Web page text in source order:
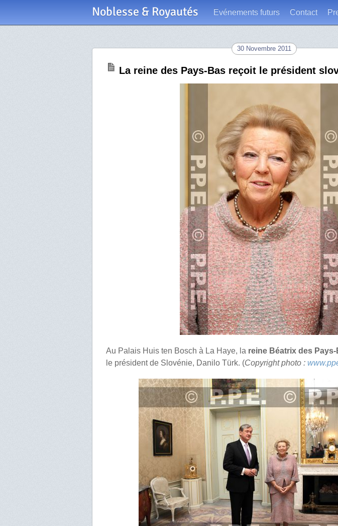
Noblesse & Royautés Evénements futurs Contact
30 Novembre 2011
La reine des Pays-Bas reçoit le président
Au Palais Huis ten Bosch à La Haye, la reine Béatrix des Pays-
le président de Slovénie, Danilo Türk. (Copyright photo :